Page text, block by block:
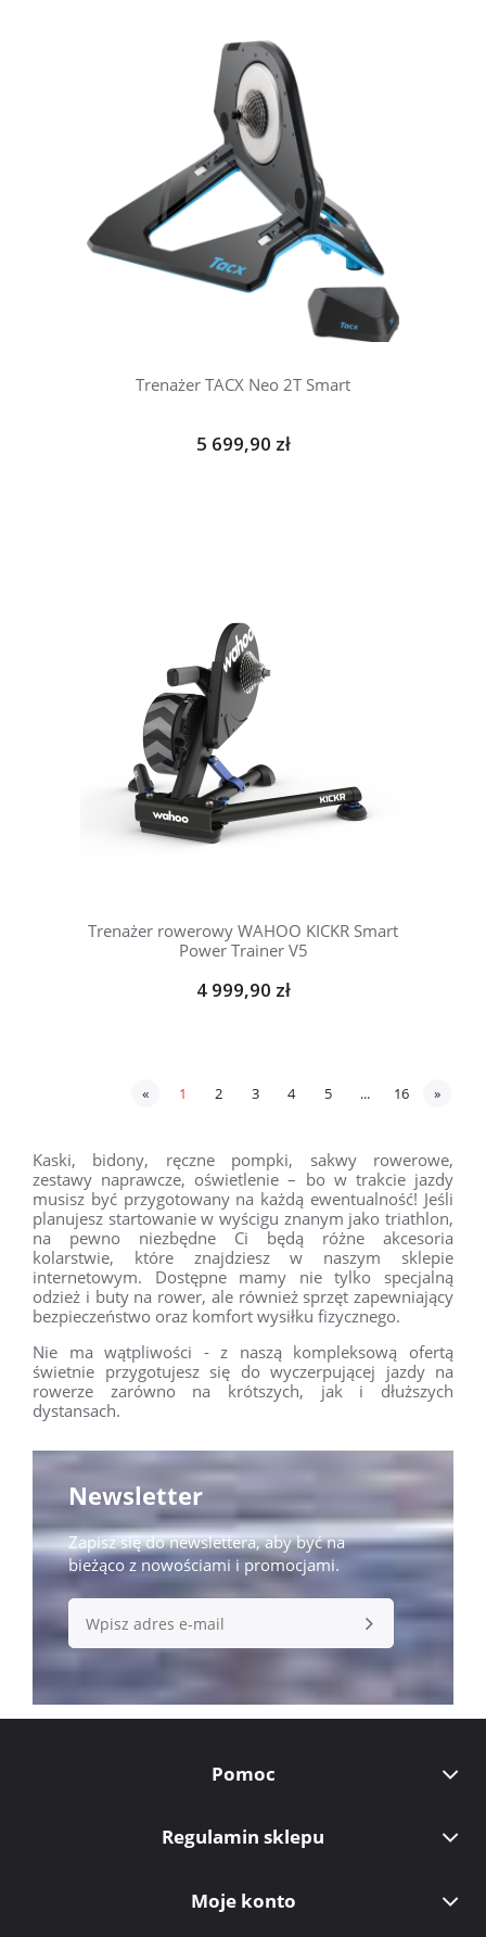
Trenażer TACX Neo 2T Smart
5 699,90 zł
Trenażer rowerowy WAHOO KICKR Smart
Power Trainer V5
4 999,90 zł
« 1 2 3 4 5 ... 16 »
Kaski, bidony, ręczne pompki, sakwy rowerowe,
zestawy naprawcze, oświetlenie – bo w trakcie jazdy
musisz być przygotowany na każdą ewentualność! Jeśli
planujesz startowanie w wyścigu znanym jako triathlon,
na pewno niezbędne Ci będą różne akcesoria
kolarstwie, które znajdziesz w naszym sklepie
internetowym. Dostępne mamy nie tylko specjalną
odzież i buty na rower, ale również sprzęt zapewniający
bezpieczeństwo oraz komfort wysiłku fizycznego.
Nie ma wątpliwości - z naszą kompleksową ofertą
świetnie przygotujesz się do wyczerpującej jazdy na
rowerze zarówno na krótszych, jak i dłuższych
dystansach.
Newsletter
Zapisz się do newslettera, aby być na
bieżąco z nowościami i promocjami.
Pomoc
Regulamin sklepu
Moje konto